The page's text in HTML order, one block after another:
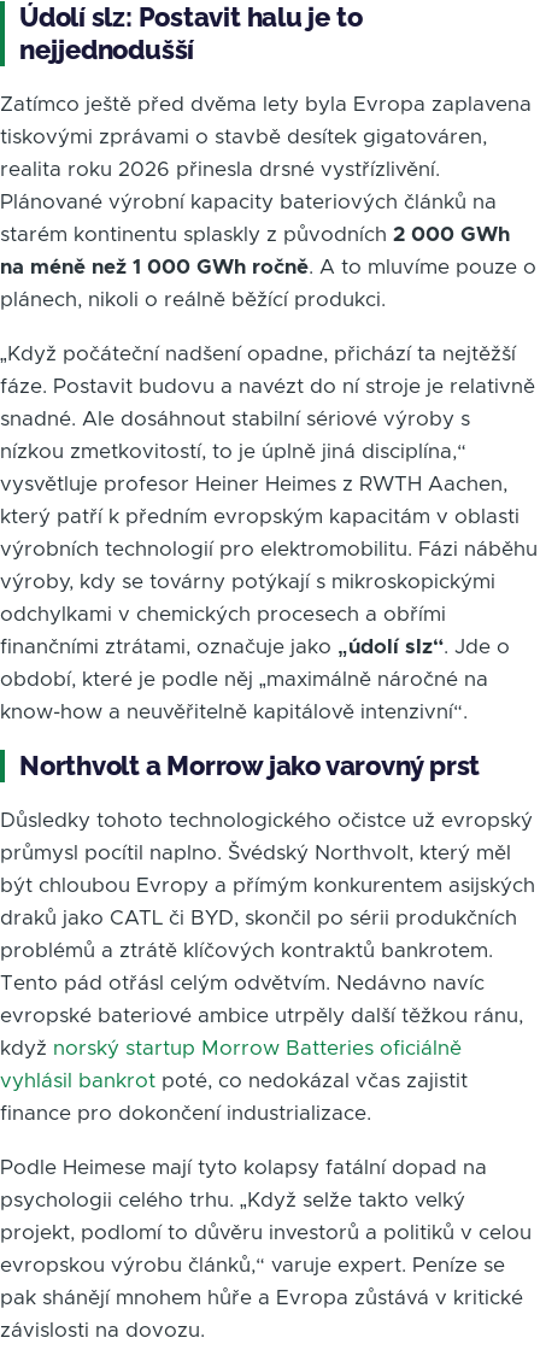
Údolí slz: Postavit halu je to
nejjednodušší
Zatímco ještě před dvěma lety byla Evropa zaplavena
tiskovými zprávami o stavbě desítek gigatováren,
realita roku 2026 přinesla drsné vystřízlivění.
Plánované výrobní kapacity bateriových článků na
starém kontinentu splaskly z původních 2 000 GWh
na méně než 1 000 GWh ročně. A to mluvíme pouze o
plánech, nikoli o reálně běžící produkci.
„Když počáteční nadšení opadne, přichází ta nejtěžší
fáze. Postavit budovu a navézt do ní stroje je relativně
snadné. Ale dosáhnout stabilní sériové výroby s
nízkou zmetkovitostí, to je úplně jiná disciplína,“
vysvětluje profesor Heiner Heimes z RWTH Aachen,
který patří k předním evropským kapacitám v oblasti
výrobních technologií pro elektromobilitu. Fázi náběhu
výroby, kdy se továrny potýkají s mikroskopickými
odchylkami v chemických procesech a obřími
finančními ztrátami, označuje jako „údolí slz“. Jde o
období, které je podle něj „maximálně náročné na
know-how a neuvěřitelně kapitálově intenzivní“.
Northvolt a Morrow jako varovný prst
Důsledky tohoto technologického očistce už evropský
průmysl pocítil naplno. Švédský Northvolt, který měl
být chloubou Evropy a přímým konkurentem asijských
draků jako CATL či BYD, skončil po sérii produkčních
problémů a ztrátě klíčových kontraktů bankrotem.
Tento pád otřásl celým odvětvím. Nedávno navíc
evropské bateriové ambice utrpěly další těžkou ránu,
když norský startup Morrow Batteries oficiálně
vyhlásil bankrot poté, co nedokázal včas zajistit
finance pro dokončení industrializace.
Podle Heimese mají tyto kolapsy fatální dopad na
psychologii celého trhu. „Když selže takto velký
projekt, podlomí to důvěru investorů a politiků v celou
evropskou výrobu článků,“ varuje expert. Peníze se
pak shánějí mnohem hůře a Evropa zůstává v kritické
závislosti na dovozu.